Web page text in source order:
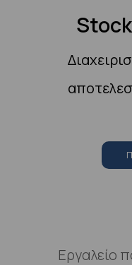
Εργαλείο